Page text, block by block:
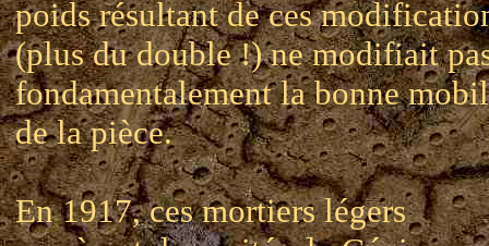
poids résultant de ces
(plus du double !) ne modifiait
fondamentalement la bonne
de la pièce.
En 1917, ces mortiers légers